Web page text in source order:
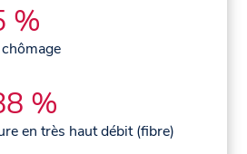
%
%
en très haut débit (fibre)